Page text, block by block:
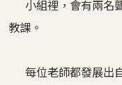
小組裡，會有兩名
教課。
每位老師都發展出